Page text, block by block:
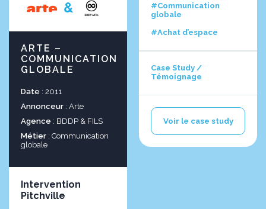
#Communication
globale
#Achat d’espace
Case Study /
Témoignage
Voir le case study
ARTE –
COMMUNICATION
GLOBALE
Date : 2011
Annonceur : Arte
Agence : BDDP & FILS
Métier : Communication
globale
Intervention
Pitchville